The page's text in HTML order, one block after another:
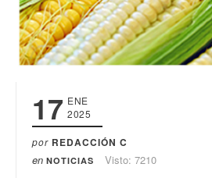
17 ENE
2025
por REDACCIÓN C
en NOTICIAS Visto: 7210